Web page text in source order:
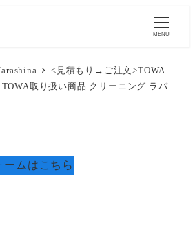
MENU
<見積もり→ご注文>TOWA
TOWA取り扱い商品 クリーニング ラバ
ームはこちら